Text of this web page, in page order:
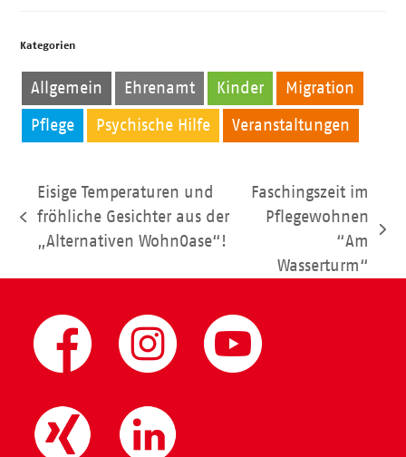
Kategorien
Allgemein Ehrenamt Kinder Migration
Pflege Psychische Hilfe Veranstaltungen
vorheriger
Beitrag:
Eisige Temperaturen und
fröhliche Gesichter aus der
„Alternativen WohnOase“!
Beitrag:
Faschingszeit im
Pflegewohnen
“Am
Wasserturm“